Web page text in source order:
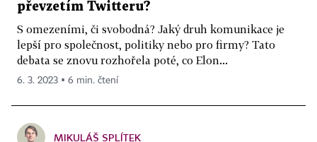
převzetím Twitteru?
S omezeními, či svobodná? Jaký druh komunikace je
lepší pro společnost, politiky nebo pro firmy? Tato
debata se znovu rozhořela poté, co Elon...
6. 3. 2023 ▪ 6 min. čtení
MIKULÁŠ SPLÍTEK